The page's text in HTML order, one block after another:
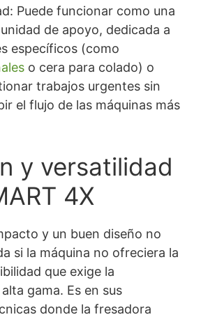
Puede funcionar como una
de apoyo, dedicada a
específicos (como
o cera para colado) o
trabajos urgentes sin
el flujo de las máquinas más
y versatilidad
4X
y un buen diseño no
si la máquina no ofreciera la
que exige la
gama. Es en sus
donde la fresadora